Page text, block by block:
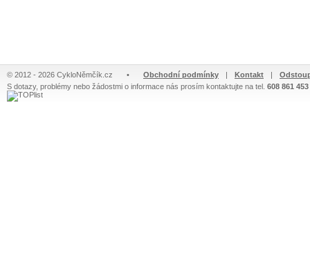
© 2012 - 2026 CykloNěmčík.cz • Obchodní podmínky | Kontakt |
S dotazy, problémy nebo žádostmi o informace nás prosím kontaktujte na tel. 608 861 453